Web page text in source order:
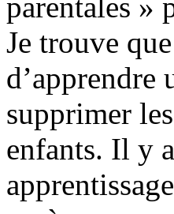
Je trouve
d’apprendre
supprimer
enfants. Il y